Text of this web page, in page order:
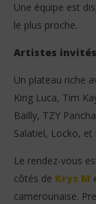
Une équipe est
le plus proche.
Artistes invités
Un plateau riche
King Luca, Tim
Bailly, TZY
Salatiel, Locko, et
Le rendez-vous
côtés de Krys M
camerounaise.